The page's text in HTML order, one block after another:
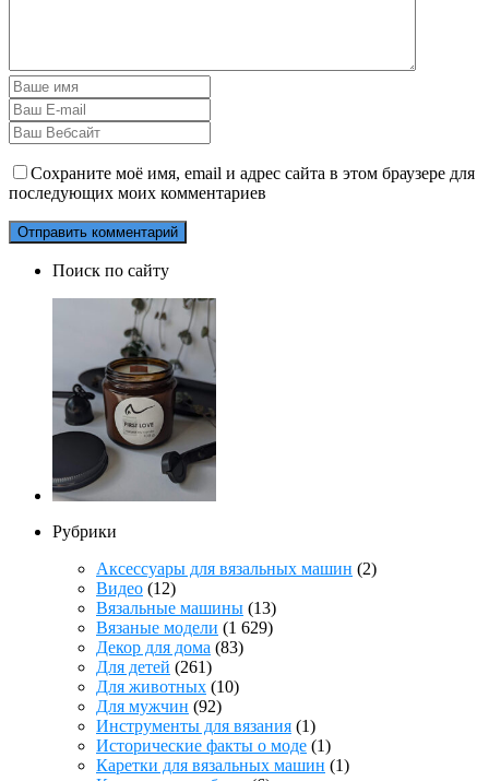
Сохраните моё имя, email и адрес сайта в этом браузере для
последующих моих комментариев
Поиск по сайту
Рубрики
Аксессуары для вязальных машин (2)
Видео (12)
Вязальные машины (13)
Вязаные модели (1 629)
Декор для дома (83)
Для детей (261)
Для животных (10)
Для мужчин (92)
Инструменты для вязания (1)
Исторические факты о моде (1)
Каретки для вязальных машин (1)